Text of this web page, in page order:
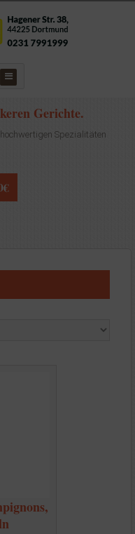
Gerichte.
Spezialitäten
€